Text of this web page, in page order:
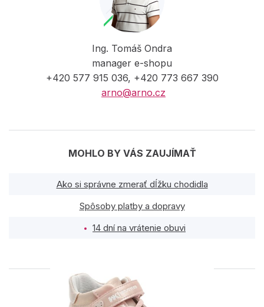
Ing. Tomáš Ondra
manager e-shopu
+420 577 915 036, +420 773 667 390
arno@arno.cz
MOHLO BY VÁS ZAUJÍMAŤ
Ako si správne zmerať dĺžku chodidla
Spôsoby platby a dopravy
14 dní na vrátenie obuvi
PODOBNÉ PRODUKTY